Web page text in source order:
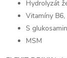
Hydrolyzát
Vitamíny B6,
S
MSM